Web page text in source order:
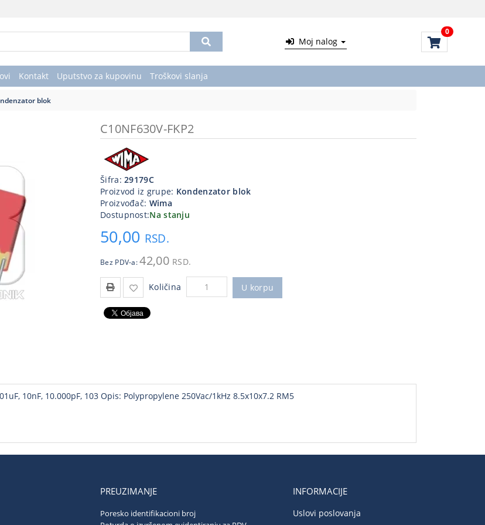
Moj nalog
0
Kontakt Uputstvo za kupovinu Troškovi slanja
blok
C10NF630V-FKP2
Šifra:29179C
Proizvod iz grupe: Kondenzator blok
Proizvođač: Wima
Dostupnost:Na stanju
50,00 RSD.
Bez PDV-a: 42,00 RSD.
Količina U korpu
10nF, 10.000pF, 103 Opis: Polypropylene 250Vac/1kHz 8.5x10x7.2 RM5
PREUZIMANJE
Poresko identifikacioni broj
INFORMACIJE
Uslovi poslovanja